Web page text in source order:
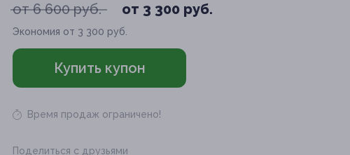
от 6 600 руб. от 3 300 руб.
Экономия от 3 300 руб.
Купить купон
Время продаж ограничено!
Поделиться с друзьями